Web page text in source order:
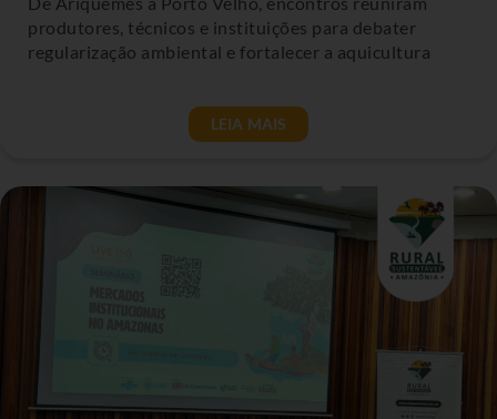
produtores, técnicos e instituições para debater
regularização ambiental e fortalecer a aquicultura
LEIA MAIS